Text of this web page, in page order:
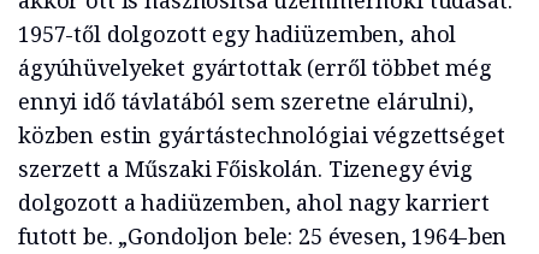
1957-től dolgozott egy hadiüzemben, ahol
ágyúhüvelyeket gyártottak (erről többet még
ennyi idő távlatából sem szeretne elárulni),
közben estin gyártástechnológiai végzettséget
szerzett a Műszaki Főiskolán. Tizenegy évig
dolgozott a hadiüzemben, ahol nagy karriert
futott be. „Gondoljon bele: 25 évesen, 1964-ben